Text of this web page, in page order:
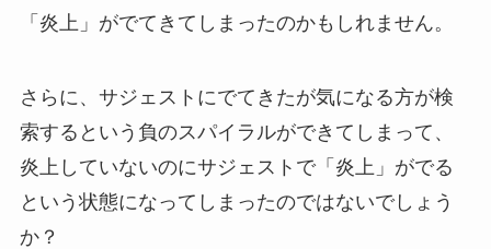
「炎上」がでてきてしまったのかもしれません。
さらに、サジェストにでてきたが気になる方が検
索するという負のスパイラルができてしまって、
炎上していないのにサジェストで「炎上」がでる
という状態になってしまったのではないでしょう
か？